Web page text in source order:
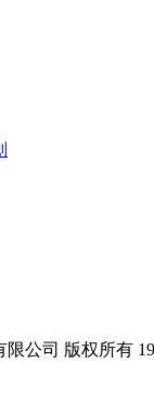
公司 版权所有